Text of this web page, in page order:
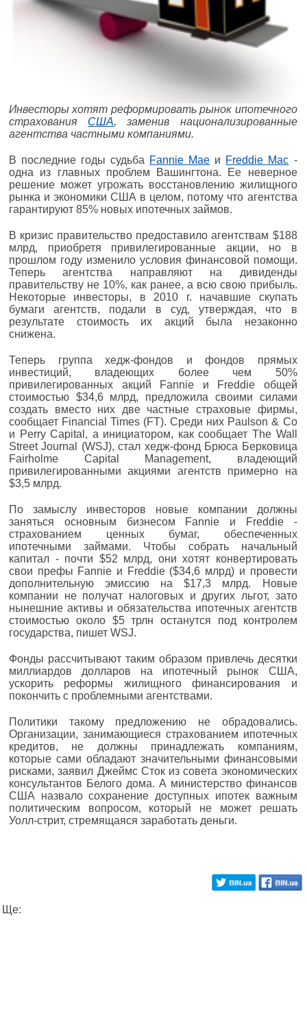
Инвесторы хотят реформировать рынок ипотечного
страхования США, заменив национализированные
агентства частными компаниями.
В последние годы судьба Fannie Mae и Freddie Mac -
одна из главных проблем Вашингтона. Ее неверное
решение может угрожать восстановлению жилищного
рынка и экономики США в целом, потому что агентства
гарантируют 85% новых ипотечных займов.
В кризис правительство предоставило агентствам $188
млрд, приобретя привилегированные акции, но в
прошлом году изменило условия финансовой помощи.
Теперь агентства направляют на дивиденды
правительству не 10%, как ранее, а всю свою прибыль.
Некоторые инвесторы, в 2010 г. начавшие скупать
бумаги агентств, подали в суд, утверждая, что в
результате стоимость их акций была незаконно
снижена.
Теперь группа хедж-фондов и фондов прямых
инвестиций, владеющих более чем 50%
привилегированных акций Fannie и Freddie общей
стоимостью $34,6 млрд, предложила своими силами
создать вместо них две частные страховые фирмы,
сообщает Financial Times (FT). Среди них Paulson & Co
и Perry Capital, а инициатором, как сообщает The Wall
Street Journal (WSJ), стал хедж-фонд Брюса Берковица
Fairholme Capital Management, владеющий
привилегированными акциями агентств примерно на
$3,5 млрд.
По замыслу инвесторов новые компании должны
заняться основным бизнесом Fannie и Freddie -
страхованием ценных бумаг, обеспеченных
ипотечными займами. Чтобы собрать начальный
капитал - почти $52 млрд, они хотят конвертировать
свои префы Fannie и Freddie ($34,6 млрд) и провести
дополнительную эмиссию на $17,3 млрд. Новые
компании не получат налоговых и других льгот, зато
нынешние активы и обязательства ипотечных агентств
стоимостью около $5 трлн останутся под контролем
государства, пишет WSJ.
Фонды рассчитывают таким образом привлечь десятки
миллиардов долларов на ипотечный рынок США,
ускорить реформы жилищного финансирования и
покончить с проблемными агентствами.
Политики такому предложению не обрадовались.
Организации, занимающиеся страхованием ипотечных
кредитов, не должны принадлежать компаниям,
которые сами обладают значительными финансовыми
рисками, заявил Джеймс Сток из совета экономических
консультантов Белого дома. А министерство финансов
США назвало сохранение доступных ипотек важным
политическим вопросом, который не может решать
Уолл-стрит, стремящаяся заработать деньги.
Ще: